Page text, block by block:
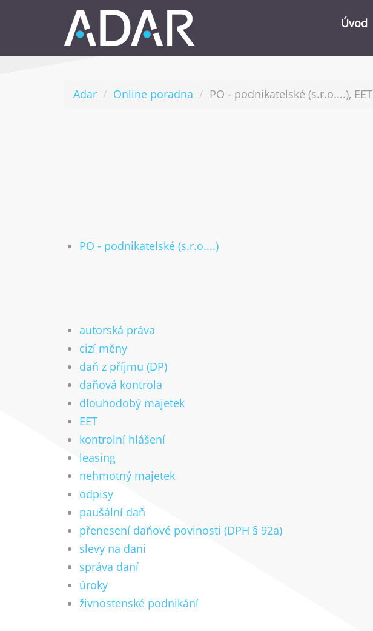
Úvod
Adar Online poradna PO - podnikatelské (s.r.o....), EET
PO - podnikatelské (s.r.o....)
autorská práva
cizí měny
daň z příjmu (DP)
daňová kontrola
dlouhodobý majetek
EET
kontrolní hlášení
leasing
nehmotný majetek
odpisy
paušální daň
přenesení daňové povinosti (DPH § 92a)
slevy na dani
správa daní
úroky
živnostenské podnikání